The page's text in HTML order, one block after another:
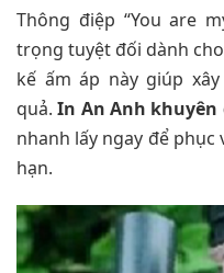
Thông điệp “You are
trọng tuyệt đối dành
kế ấm áp này giúp
quả.In An Anh khuyên
nhanh lấy ngay để
hạn.